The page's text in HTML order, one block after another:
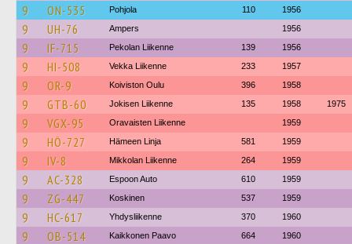
9 ON-535 Pohjola 110 1956
9 UH-76 Ampers 1956
9 IF-715 Pekolan Liikenne 139 1956
9 HI-508 Vekka Liikenne 233 1957
9 OR-9 Koiviston Oulu 396 1958
9 GTB-60 Jokisen Liikenne 135 1958 1975
9 VGX-95 Oravaisten Liikenne 1959
9 HÖ-727 Hämeen Linja 581 1959
9 IV-8 Mikkolan Liikenne 264 1959
9 AC-328 Espoon Auto 610 1959
9 ZG-447 Koskinen 537 1959
9 HC-617 Yhdysliikenne 370 1960
9 OB-514 Kaikkonen Paavo 664 1960